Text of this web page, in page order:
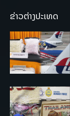
ຂ່າວຕ່າງປະເທດ